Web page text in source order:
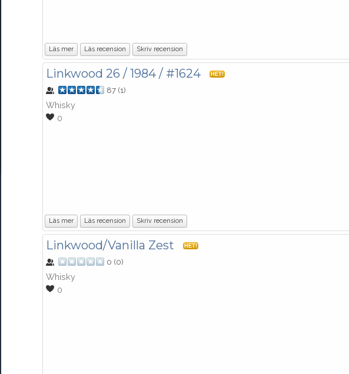
Läs mer Läs recension Skriv recension
Linkwood 26 / 1984 / #1624 HET!
87 (1)
Whisky
0
Läs mer Läs recension Skriv recension
Linkwood/Vanilla Zest HET!
0 (0)
Whisky
0